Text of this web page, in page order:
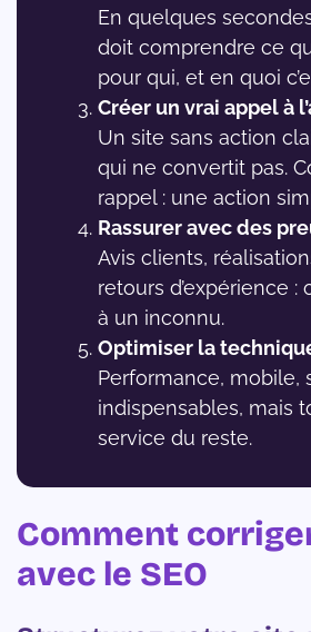
En quelques
doit comprendre ce
pour qui, et en quoi
Créer un vrai appel à
Un site sans action
qui ne convertit pas.
rappel : une action
Rassurer avec des
Avis clients,
retours d’expérience :
à un inconnu.
Optimiser la
Performance, mobile,
indispensables, mais
service du reste.
Comment
avec le SEO